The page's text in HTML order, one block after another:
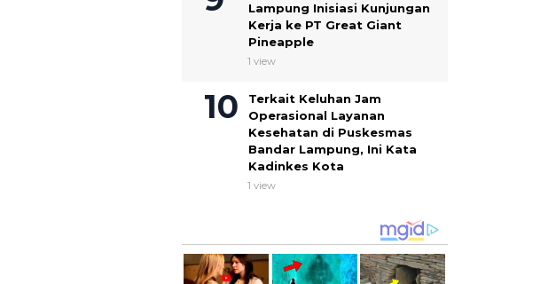
Lampung Inisiasi Kunjungan
Kerja ke PT Great Giant
Pineapple
1 view
Terkait Keluhan Jam
Operasional Layanan
Kesehatan di Puskesmas
Bandar Lampung, Ini Kata
Kadinkes Kota
1 view